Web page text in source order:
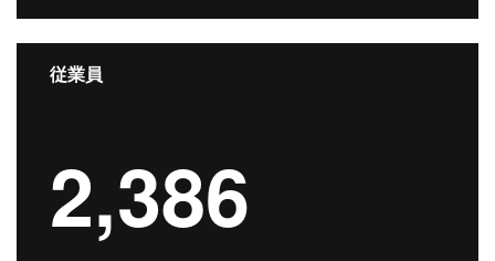
従業員
2,386